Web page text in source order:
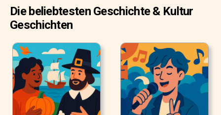
Die beliebtesten Geschichte & Kultur
Geschichten